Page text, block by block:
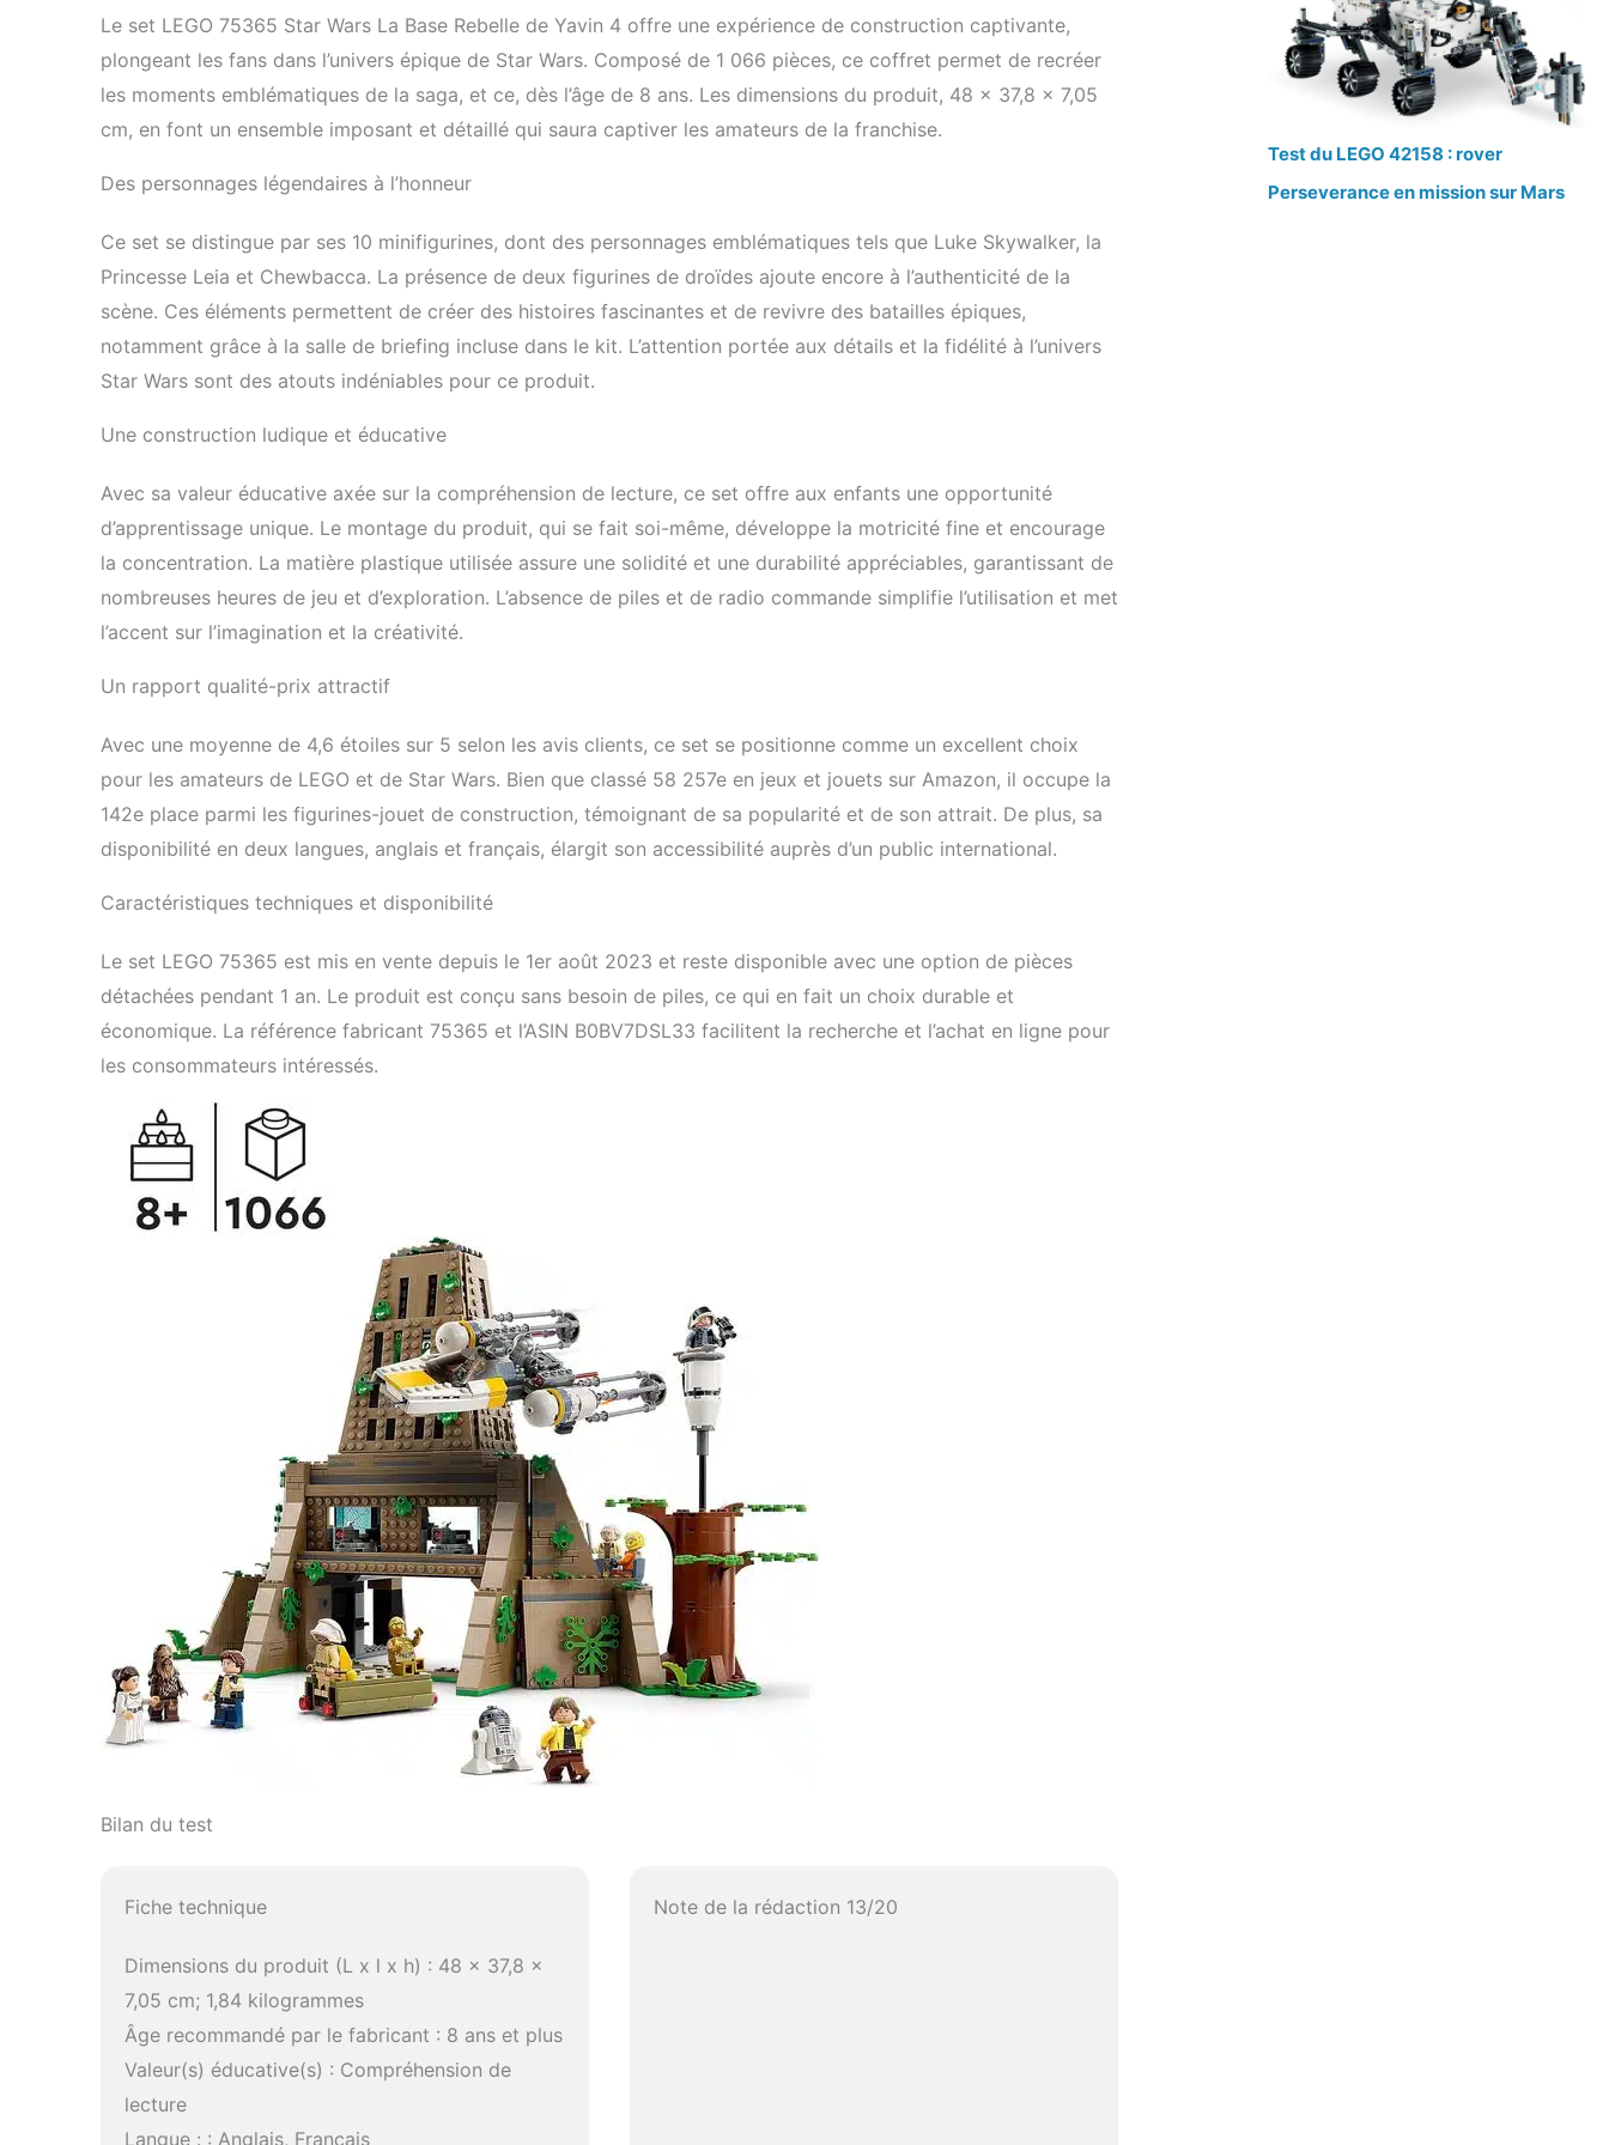
Le set LEGO 75365 Star Wars La Base Rebelle de Yavin 4 offre une expérience de construction captivante,
plongeant les fans dans l’univers épique de Star Wars. Composé de 1 066 pièces, ce coffret permet de recréer
les moments emblématiques de la saga, et ce, dès l’âge de 8 ans. Les dimensions du produit, 48 x 37,8 x 7,05
cm, en font un ensemble imposant et détaillé qui saura captiver les amateurs de la franchise.
Des personnages légendaires à l’honneur
Ce set se distingue par ses 10 minifigurines, dont des personnages emblématiques tels que Luke Skywalker, la
Princesse Leia et Chewbacca. La présence de deux figurines de droïdes ajoute encore à l’authenticité de la
scène. Ces éléments permettent de créer des histoires fascinantes et de revivre des batailles épiques,
notamment grâce à la salle de briefing incluse dans le kit. L’attention portée aux détails et la fidélité à l’univers
Star Wars sont des atouts indéniables pour ce produit.
Une construction ludique et éducative
Avec sa valeur éducative axée sur la compréhension de lecture, ce set offre aux enfants une opportunité
d’apprentissage unique. Le montage du produit, qui se fait soi-même, développe la motricité fine et encourage
la concentration. La matière plastique utilisée assure une solidité et une durabilité appréciables, garantissant de
nombreuses heures de jeu et d’exploration. L’absence de piles et de radio commande simplifie l’utilisation et met
l’accent sur l’imagination et la créativité.
Un rapport qualité-prix attractif
Avec une moyenne de 4,6 étoiles sur 5 selon les avis clients, ce set se positionne comme un excellent choix
pour les amateurs de LEGO et de Star Wars. Bien que classé 58 257e en jeux et jouets sur Amazon, il occupe la
142e place parmi les figurines-jouet de construction, témoignant de sa popularité et de son attrait. De plus, sa
disponibilité en deux langues, anglais et français, élargit son accessibilité auprès d’un public international.
Caractéristiques techniques et disponibilité
Le set LEGO 75365 est mis en vente depuis le 1er août 2023 et reste disponible avec une option de pièces
détachées pendant 1 an. Le produit est conçu sans besoin de piles, ce qui en fait un choix durable et
économique. La référence fabricant 75365 et l’ASIN B0BV7DSL33 facilitent la recherche et l’achat en ligne pour
les consommateurs intéressés.
Bilan du test
Fiche technique
Dimensions du produit (L x l x h) : 48 x 37,8 x
7,05 cm; 1,84 kilogrammes
Âge recommandé par le fabricant : 8 ans et plus
Valeur(s) éducative(s) : Compréhension de
lecture
Langue : : Anglais, Français
Note de la rédaction 13/20
Test du LEGO 42158 : rover
Perseverance en mission sur Mars